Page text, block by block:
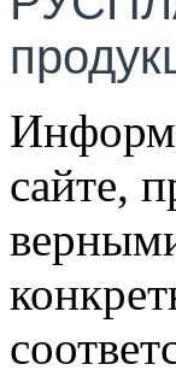
сайте,